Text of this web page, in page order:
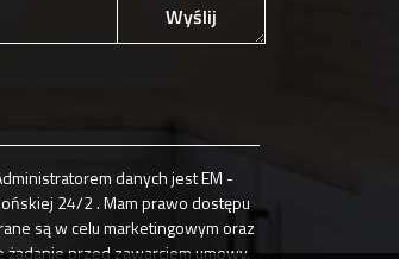
Wyślij
danych jest EM -
24/2 . Mam prawo dostępu
są w celu marketingowym oraz
przed zawarciem umowy.